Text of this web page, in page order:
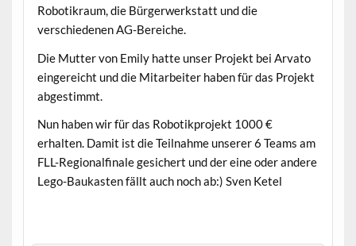
Robotikraum, die Bürgerwerkstatt und die
verschiedenen AG-Bereiche.
Die Mutter von Emily hatte unser Projekt bei Arvato
eingereicht und die Mitarbeiter haben für das Projekt
abgestimmt.
Nun haben wir für das Robotikprojekt 1000 €
erhalten. Damit ist die Teilnahme unserer 6 Teams am
FLL-Regionalfinale gesichert und der eine oder andere
Lego-Baukasten fällt auch noch ab:) Sven Ketel